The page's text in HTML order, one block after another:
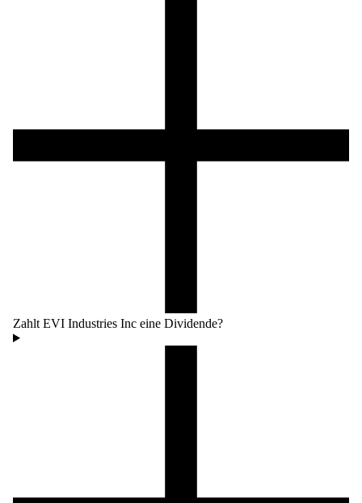
Zahlt EVI Industries Inc eine Dividende?